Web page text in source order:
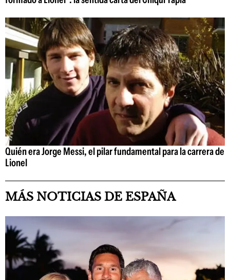
Quién era Jorge Messi, el pilar fundamental para la carrera de
Lionel
MÁS NOTICIAS DE ESPAÑA